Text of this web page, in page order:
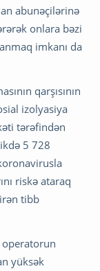
abunəçilərinə
onlara bəzi
imkanı da
qarşısının
izolyasiya
tərəfindən
5 728
riskə ataraq
tibb
operatorun
yüksək